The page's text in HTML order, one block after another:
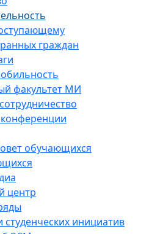
граждан
факультет МИ
обучающихся
центр
инициатив